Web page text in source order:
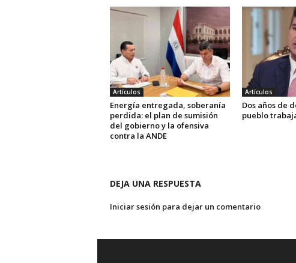
Artículos
Energía entregada, soberanía
perdida: el plan de sumisión
del gobierno y la ofensiva
contra la ANDE
Artículos
Dos años de
pueblo
DEJA UNA RESPUESTA
Iniciar sesión para dejar un comentario